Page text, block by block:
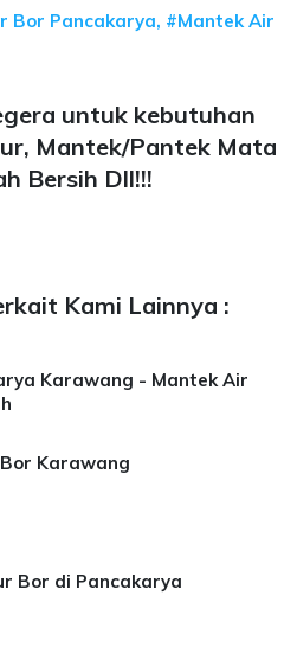
Bor Pancakarya, #Mantek Air
untuk kebutuhan
Mantek/Pantek Mata
Bersih Dll!!!
Kami Lainnya :
Karawang - Mantek Air
Karawang
Bor di Pancakarya